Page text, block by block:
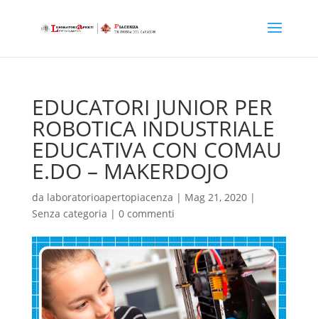
EDUCATORI JUNIOR PER
ROBOTICA INDUSTRIALE
EDUCATIVA CON COMAU
E.DO – MAKERDOJO
da laboratorioapertopiacenza | Mag 21, 2020|
Senza categoria | 0 commenti